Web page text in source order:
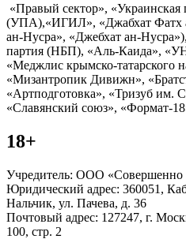
«Правый сектор», «Украинская
(УПА),«ИГИЛ», «Джабхат Фатх
ан-Нусра», «Джебхат ан-
партия (НБП), «Аль-Каида»,
«Меджлис крымско-татарского
«Мизантропик Дивижн»,
«Артподготовка», «Тризуб им.
«Славянский союз», «Формат-
18+
Учредитель: ООО «Совершенно
Юридический адрес: 360051,
Нальчик, ул. Пачева, д. 36
Почтовый адрес: 127247, г.
100, стр. 2